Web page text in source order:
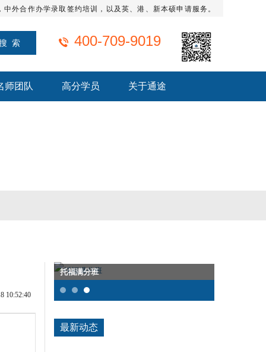
外合作办学录取签约培训，以及英、港、新本硕申请服务。
400-709-9019
师团队 高分学员 关于通途
10:52:40
托福满分班
最新动态